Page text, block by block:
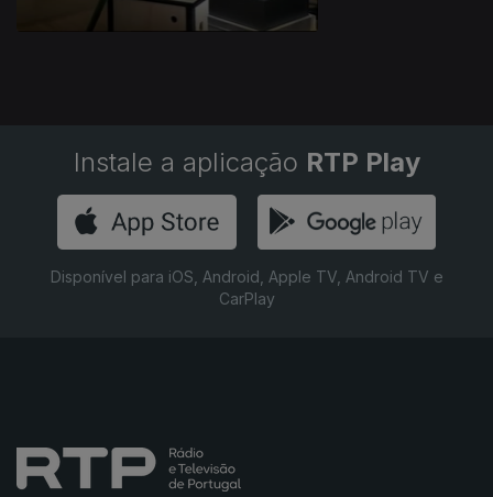
Instale a aplicação RTP Play
Disponível para iOS, Android, Apple TV, Android TV e
CarPlay